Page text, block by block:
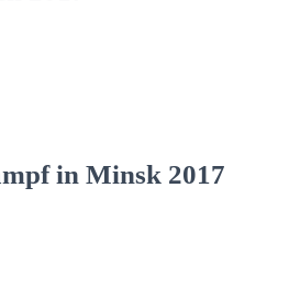
in Minsk 2017